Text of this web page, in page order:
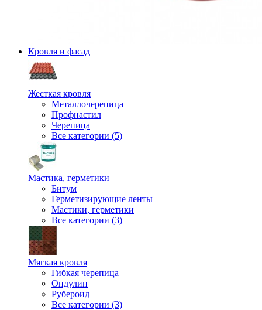
Кровля и фасад
Жесткая кровля
Металлочерепица
Профнастил
Черепица
Все категории (5)
Мастика, герметики
Битум
Герметизирующие ленты
Мастики, герметики
Все категории (3)
Мягкая кровля
Гибкая черепица
Ондулин
Рубероид
Все категории (3)